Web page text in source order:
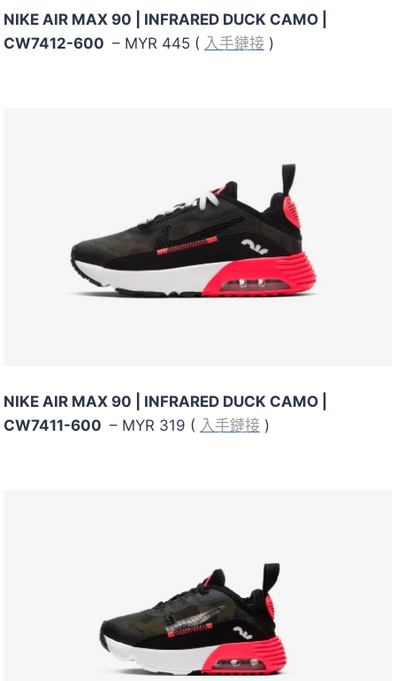
NIKE AIR MAX 90 | INFRARED DUCK CAMO |
CW7412-600 – MYR 445 ( 入手鏈接 )
NIKE AIR MAX 90 | INFRARED DUCK CAMO |
CW7411-600 – MYR 319 ( 入手鏈接 )